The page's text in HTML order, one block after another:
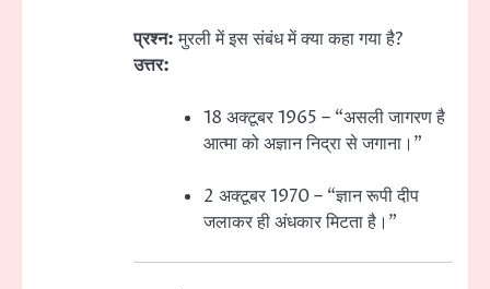
प्रश्न:मुरली में इस संबंध में क्या कहा गया है?
उत्तर:
18 अक्टूबर 1965 – “असली जागरण है
आत्मा को अज्ञान निद्रा से जगाना।”
2 अक्टूबर 1970 – “ज्ञान रूपी दीप
जलाकर ही अंधकार मिटता है।”